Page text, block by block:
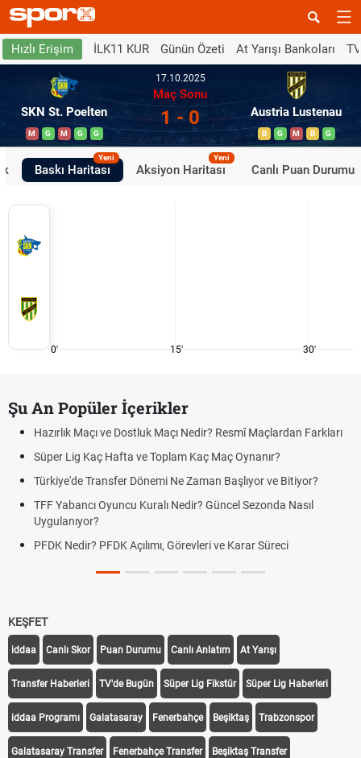
Hızlı Erişim İLK11 KUR Günün Özeti At Yarışı Bankoları
SKN St. Poelten
M G M G G
17.10.2025
Maç Sonu
1 - 0 Austria Lustenau
B G M B G
Baskı Haritası
Yeni
Aksiyon Haritası
Yeni
Canlı Puan Durumu
0' 15' 30'
Şu An Popüler İçerikler
Hazırlık Maçı ve Dostluk Maçı Nedir? Resmî Maçlardan Farkları
Süper Lig Kaç Hafta ve Toplam Kaç Maç Oynanır?
Türkiye'de Transfer Dönemi Ne Zaman Başlıyor ve Bitiyor?
TFF Yabancı Oyuncu Kuralı Nedir? Güncel Sezonda Nasıl
Uygulanıyor?
PFDK Nedir? PFDK Açılımı, Görevleri ve Karar Süreci
KEŞFET
iddaa Canlı Skor Puan Durumu Canlı Anlatım At Yarışı
Transfer Haberleri TV'de Bugün Süper Lig Fikstür Süper Lig Haberleri
iddaa Programı Galatasaray Fenerbahçe Beşiktaş Trabzonspor
Galatasaray Transfer Fenerbahçe Transfer Beşiktaş Transfer